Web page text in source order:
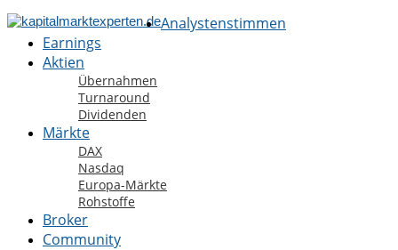
Analystenstimmen
Earnings
Aktien
Übernahmen
Turnaround
Dividenden
Märkte
DAX
Nasdaq
Europa-Märkte
Rohstoffe
Broker
Community